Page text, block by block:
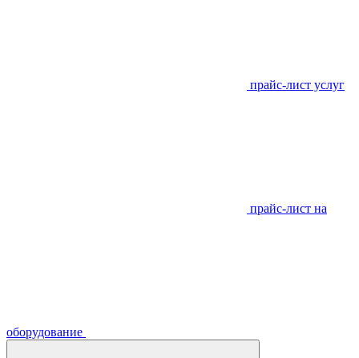
прайс-лист услуг
прайс-лист на
оборудование